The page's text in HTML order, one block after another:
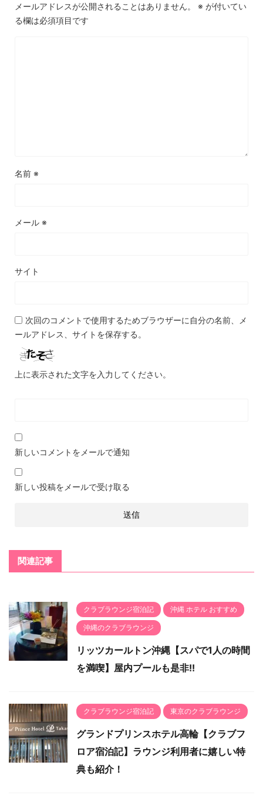
メールアドレスが公開されることはありません。 ※ が付いてい
る欄は必須項目です
名前 ※
メール ※
サイト
次回のコメントで使用するためブラウザーに自分の名前、メ
ールアドレス、サイトを保存する。
上に表示された文字を入力してください。
新しいコメントをメールで通知
新しい投稿をメールで受け取る
関連記事
クラブラウンジ宿泊記 沖縄 ホテル おすすめ
沖縄のクラブラウンジ
リッツカールトン沖縄【スパで1人の時間
を満喫】屋内プールも是非!!
クラブラウンジ宿泊記 東京のクラブラウンジ
グランドプリンスホテル高輪【クラブフ
ロア宿泊記】ラウンジ利用者に嬉しい特
典も紹介！